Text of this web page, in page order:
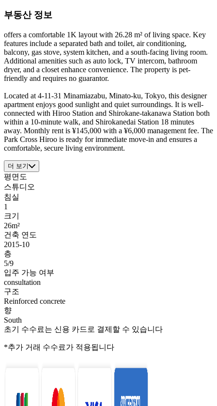
부동산 정보
offers a comfortable 1K layout with 26.28 m² of living space. Key
features include a separated bath and toilet, air conditioning,
balcony, gas stove, system kitchen, and a south-facing living room.
Additional amenities such as auto lock, TV intercom, bathroom
dryer, and a closet enhance convenience. The property is pet-
friendly and requires no guarantor.
Located at 4-11-31 Minamiazabu, Minato-ku, Tokyo, this designer
apartment enjoys good sunlight and quiet surroundings. It is well-
connected with Hiroo Station and Shirokane-takanawa Station both
within a 10-minute walk, and Shirokanedai Station 18 minutes
away. Monthly rent is ¥145,000 with a ¥6,000 management fee. The
Park Cross Hiroo is ready for immediate move-in and ensures a
comfortable, secure living environment.
더 보기
평면도
스튜디오
침실
1
크기
26m²
건축 연도
2015-10
층
5/9
입주 가능 여부
consultation
구조
Reinforced concrete
향
South
초기 수수료는 신용 카드로 결제할 수 있습니다
*추가 거래 수수료가 적용됩니다